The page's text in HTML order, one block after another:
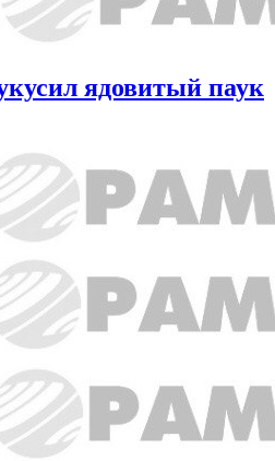
ядовитый паук